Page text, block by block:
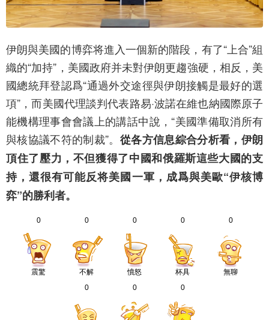
伊朗與美國的博弈将進入一個新的階段，有了“上合”組
織的“加持”，美國政府并未對伊朗更趨強硬，相反，美
國總統拜登認爲“通過外交途徑與伊朗接觸是最好的選
項”，而美國代理談判代表路易·波諾在維也納國際原子
能機構理事會會議上的講話中說，“美國準備取消所有
與核協議不符的制裁”。 從各方信息綜合分析看，伊朗
頂住了壓力，不但獲得了中國和俄羅斯這些大國的支
持，還很有可能反将美國一軍，成爲與美歐“伊核博
弈”的勝利者。
0
震驚
0
不解
0
憤怒
0
杯具
0
無聊
0
0 0